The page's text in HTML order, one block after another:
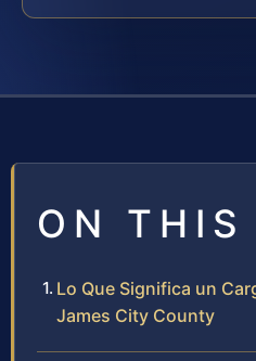
ON THIS
Lo Que Significa un
James City County